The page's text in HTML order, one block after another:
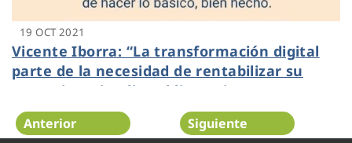
19 OCT 2021
Vicente Iborra: “La transformación digital
parte de la necesidad de rentabilizar su
operativa e implica obligatoriamente
análisis, inversión y formación”
Anterior Siguiente